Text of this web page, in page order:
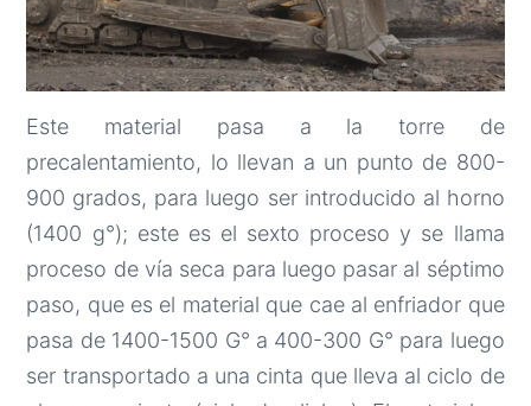
Este material pasa a la torre de
precalentamiento, lo llevan a un punto de 800-
900 grados, para luego ser introducido al horno
(1400 g°); este es el sexto proceso y se llama
proceso de vía seca para luego pasar al séptimo
paso, que es el material que cae al enfriador que
pasa de 1400-1500 G° a 400-300 G° para luego
ser transportado a una cinta que lleva al ciclo de